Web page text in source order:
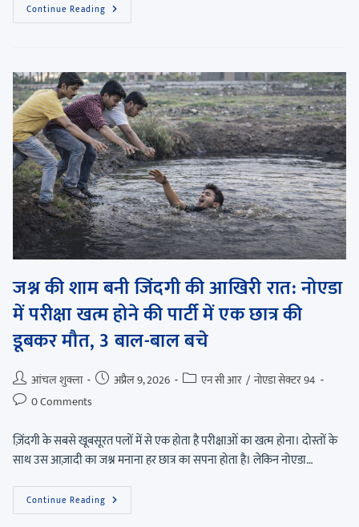
Continue Reading
जश्न की शाम बनी जिंदगी की आखिरी रात: नोएडा
में परीक्षा खत्म होने की पार्टी में एक छात्र की
डूबकर मौत, 3 बाल-बाल बचे
आंचल शुक्ला अप्रैल 9, 2026 एन सी आर / नोएडा सेक्टर 94
0 Comments
ज़िंदगी के सबसे खूबसूरत पलों में से एक होता है परीक्षाओं का खत्म होना। दोस्तों के
साथ उस आज़ादी का जश्न मनाना हर छात्र का सपना होता है। लेकिन नोएडा…
Continue Reading